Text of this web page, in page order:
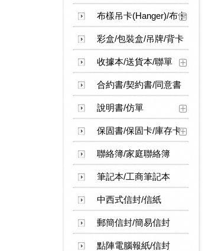
布樣吊卡(Hanger)/布卡
彩盒/包裝盒/吊牌/背卡
收據本/送貨本/聯單
合約書/契約書/同意書
說明書/仿單
保固書/保固卡/庫存卡
聯絡簿/家庭聯絡簿
筆記本/工商筆記本
中西式信封/信紙
郵簡信封/簡易信封
點陣電腦報紙/信封